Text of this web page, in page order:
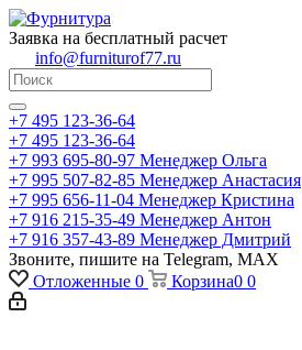
Заявка на бесплатный расчет
info@furniturof77.ru
+7 495 123-36-64
+7 495 123-36-64
+7 993 695-80-97 Менеджер Ольга
+7 995 507-82-85 Менеджер Анастасия
+7 995 656-11-04 Менеджер Кристина
+7 916 215-35-49 Менеджер Антон
+7 916 357-43-89 Менеджер Дмитрий
Звоните, пишите на Telegram, MAX
Отложенные 0 Корзина0 0